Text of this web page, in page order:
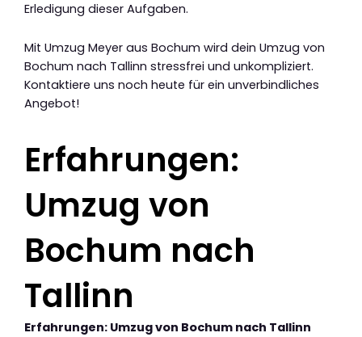
Erledigung dieser Aufgaben.
Mit Umzug Meyer aus Bochum wird dein Umzug von
Bochum nach Tallinn stressfrei und unkompliziert.
Kontaktiere uns noch heute für ein unverbindliches
Angebot!
Erfahrungen:
Umzug von
Bochum nach
Tallinn
Erfahrungen: Umzug von Bochum nach Tallinn